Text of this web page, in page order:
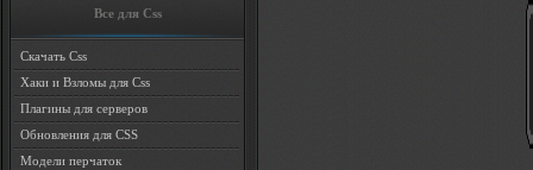
Все для Css
Скачать Css
Хаки и Взломы для Css
Плагины для серверов
Обновления для CSS
Модели перчаток